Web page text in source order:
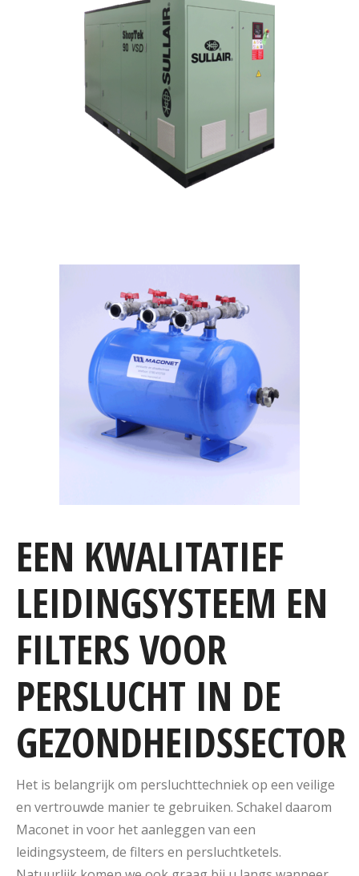
EEN KWALITATIEF
LEIDINGSYSTEEM EN
FILTERS VOOR
PERSLUCHT IN DE
GEZONDHEIDSSECTOR
Het is belangrijk om persluchttechniek op een veilige
en vertrouwde manier te gebruiken. Schakel daarom
Maconet in voor het aanleggen van een
leidingsysteem, de filters en persluchtketels.